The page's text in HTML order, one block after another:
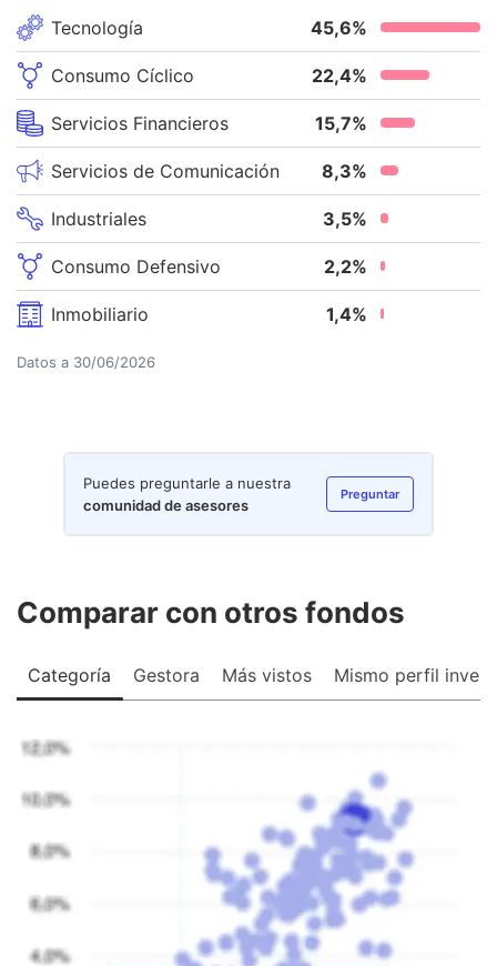
Tecnología 45,6%
Consumo Cíclico 22,4%
Servicios Financieros 15,7%
Servicios de Comunicación 8,3%
Industriales 3,5%
Consumo Defensivo 2,2%
Inmobiliario 1,4%
Datos a 30/06/2026
Puedes preguntarle a nuestra
comunidad de asesores
Preguntar
Comparar con otros fondos
Categoría Gestora Más vistos Mismo perfil